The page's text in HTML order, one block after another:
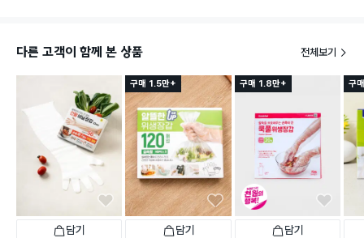
다른 고객이 함께 본 상품 전체보기
담기
구매 1.5만+
담기
구매 1.8만+
담기
구